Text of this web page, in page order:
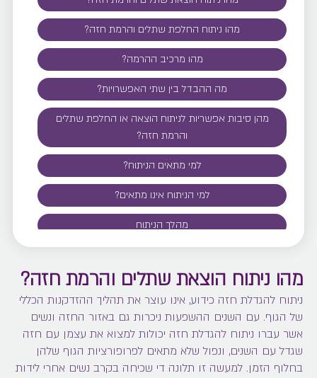
מהו ניתוח החלפת שתלים והרמת חזה?
מהו מרכיב ההרמה?
מה ההבדל בין שתי האפשרויות?
מהן סיבות אפשריות לניתוח הוצאה או החלפת שתלים
והרמת חזה?
למי מתאים הניתוח?
למי הניתוח אינו מתאים?
מהלך הניתוח
הוצאתם והרמת חזה?
מהן ההנחיות לאחר הניתוח?
מהן תופעות הלוואי האפשריות של הניתוח?
החלמה לאחר הניתוח
מהו ניתוח הוצאת שתלים והרמת חזה?
ניתוח להגדלת חזה כידוע, אינו עוצר את תהליך ההזדקנות הכללי
של הגוף. עם השנים ההשפעות ניכרות גם באזור החזה ונשים
אשר עברו ניתוח להגדלת חזה יכולות למצוא את עצמן עם חזה
שגדל עם השנים, ונפול שלא מתאים לפרופורציות הגוף שלהן
בחלוף הזמן. למעשה זו תלונה די שכיחה בקרב נשים אחרי לידות